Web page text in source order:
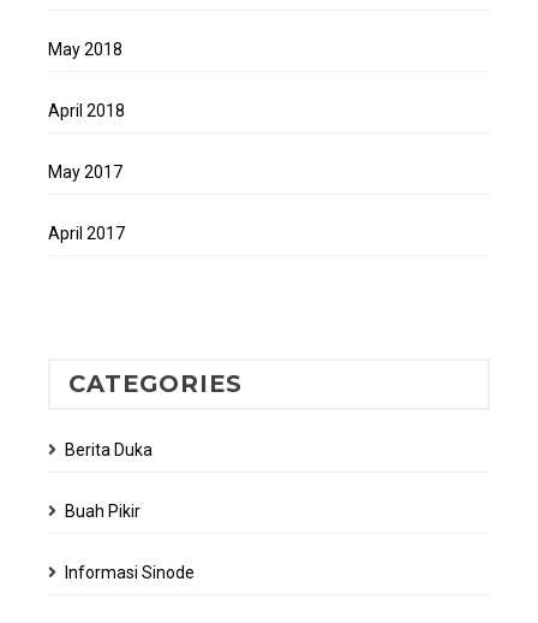
May 2018
April 2018
May 2017
April 2017
CATEGORIES
Berita Duka
Buah Pikir
Informasi Sinode